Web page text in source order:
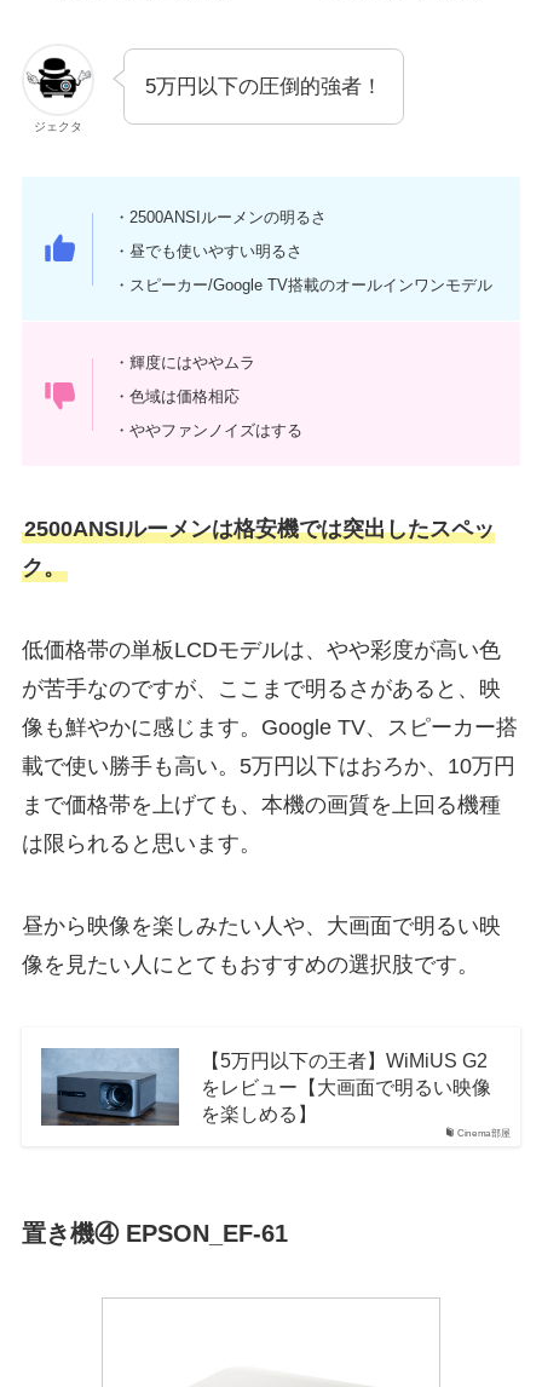
ジェクタ
5万円以下の圧倒的強者！
・2500ANSIルーメンの明るさ
・昼でも使いやすい明るさ
・スピーカー/Google TV搭載のオールインワンモデル
・輝度にはややムラ
・色域は価格相応
・ややファンノイズはする
2500ANSIルーメンは格安機では突出したスペッ
ク。
低価格帯の単板LCDモデルは、やや彩度が高い色
が苦手なのですが、ここまで明るさがあると、映
像も鮮やかに感じます。Google TV、スピーカー搭
載で使い勝手も高い。5万円以下はおろか、10万円
まで価格帯を上げても、本機の画質を上回る機種
は限られると思います。
昼から映像を楽しみたい人や、大画面で明るい映
像を見たい人にとてもおすすめの選択肢です。
Cinema部屋
【5万円以下の王者】WiMiUS G2
をレビュー【大画面で明るい映像
を楽しめる】
置き機④ EPSON_EF-61